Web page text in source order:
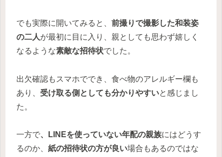
でも実際に開いてみると、 前撮りで撮影した和装姿
の二人が最初に目に入り、親としても思わず嬉しく
なるような素敵な招待状でした。
出欠確認もスマホででき、食べ物のアレルギー欄も
あり、 受け取る側としても分かりやすいと感じまし
た。
一方で、LINEを使っていない年配の親族にはどうす
るのか、 紙の招待状の方が良い場合もあるのではな